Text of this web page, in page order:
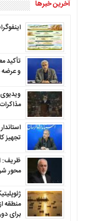
آخرین خبرها
تأکید
و عرضه
تجهیز
ظریف:
محور
منطقه‌
برای